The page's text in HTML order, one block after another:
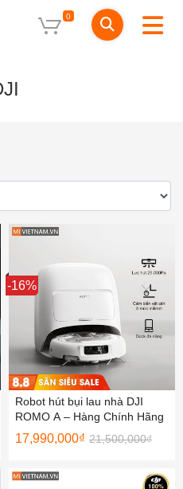
0
Sale
-16%
Robot hút bụi lau nhà DJI
ROMO A – Hàng Chính Hãng
17,990,000₫ 21,500,000₫